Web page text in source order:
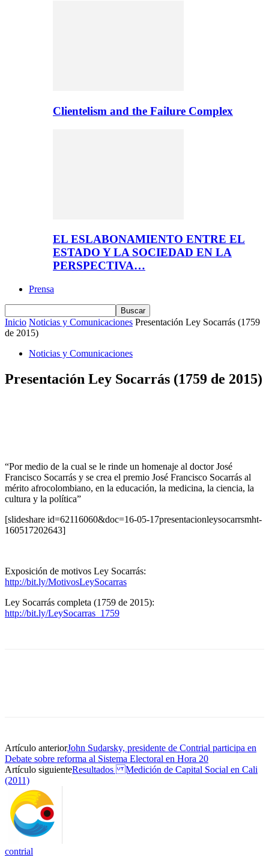
Clientelism and the Failure Complex
EL ESLABONAMIENTO ENTRE EL
ESTADO Y LA SOCIEDAD EN LA
PERSPECTIVA…
Prensa
Inicio Noticias y Comunicaciones Presentación Ley Socarrás (1759
de 2015)
Noticias y Comunicaciones
Presentación Ley Socarrás (1759 de 2015)
“Por medio de la cual se le rinde un homenaje al doctor José
Francisco Socarrás y se crea el premio José Francisco Socarrás al
mérito afrocolombiano, en la educación, la medicina, la ciencia, la
cultura y la política”
[slideshare id=62116060&doc=16-05-17presentacionleysocarrsmht-
160517202643]
Exposición de motivos Ley Socarrás:
http://bit.ly/MotivosLeySocarras
Ley Socarrás completa (1759 de 2015):
http://bit.ly/LeySocarras_1759
Artículo anteriorJohn Sudarsky, presidente de Contrial participa en
Debate sobre reforma al Sistema Electoral en Hora 20
Artículo siguienteResultados Medición de Capital Social en Cali
(2011)
contrial